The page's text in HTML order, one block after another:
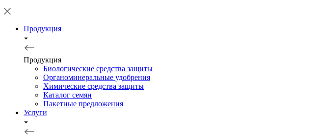
Продукция
Продукция
Биологические средства защиты
Органоминеральные удобрения
Химические средства защиты
Каталог семян
Пакетные предложения
Услуги